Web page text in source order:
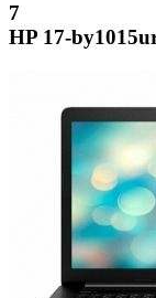
7
HP 17-